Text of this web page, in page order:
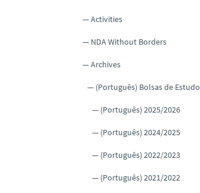
Activities
NDA Without Borders
Archives
(Português) Bolsas de Estudo
(Português) 2025/2026
(Português) 2024/2025
(Português) 2022/2023
(Português) 2021/2022